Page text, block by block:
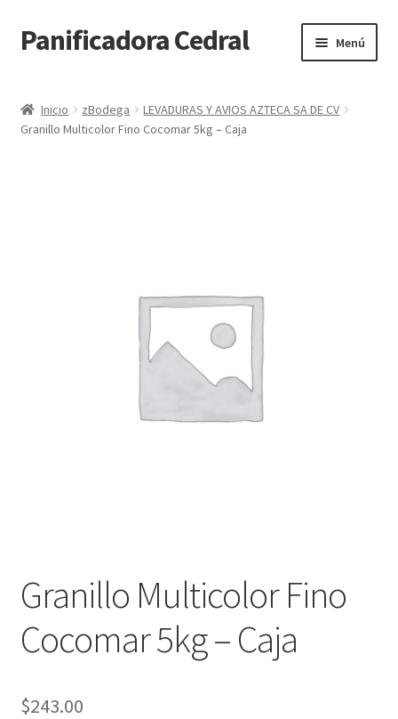
Ir
a
navegación
Ir
al
Panificadora Cedral Menú
Carrito
Inicio zBodega
LEVADURAS Y AVIOS AZTECA SA DE CV
Granillo Multicolor Fino Cocomar 5kg – Caja
Granillo Multicolor Fino
Cocomar 5kg – Caja
$243.00